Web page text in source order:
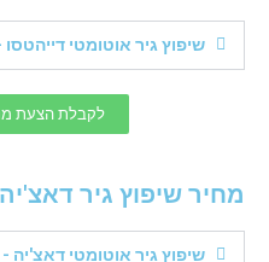
שיפוץ גיר אוטומטי
לקבלת הצעת
מחיר שיפוץ גיר
שיפוץ גיר אוטומטי דאצ'יה